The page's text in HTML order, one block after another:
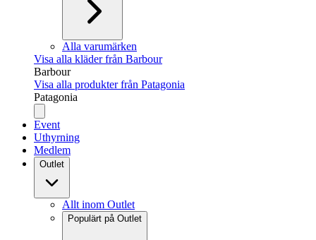
Alla varumärken
Visa alla kläder från Barbour
Barbour
Visa alla produkter från Patagonia
Patagonia
Event
Uthyrning
Medlem
Outlet
Allt inom Outlet
Populärt på Outlet